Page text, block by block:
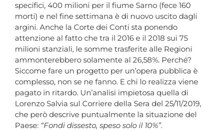
specifici, 400 milioni per il fiume Sarno (fece 160
morti) e nel fine settimana è di nuovo uscito dagli
argini. Anche la Corte dei Conti sta ponendo
attenzione al fatto che tra il 2016 e il 2018 sui 75
milioni stanziali, le somme trasferite alle Regioni
ammonterebbero solamente al 26,58%. Perché?
Siccome fare un progetto per un’opera pubblica è
complesso, non se ne fanno. E chi lo realizza viene
pagato in ritardo. Un’analisi impietosa quella di
Lorenzo Salvia sul Corriere della Sera del 25/11/2019,
che però descrive puntualmente la situazione del
Paese: “Fondi dissesto, speso solo il 10%”.